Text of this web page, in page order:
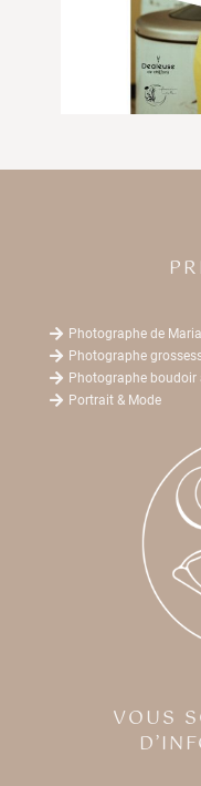
 Photographe de
 Photographe
 Photographe boudoir
 Portrait & Mode
VOUS